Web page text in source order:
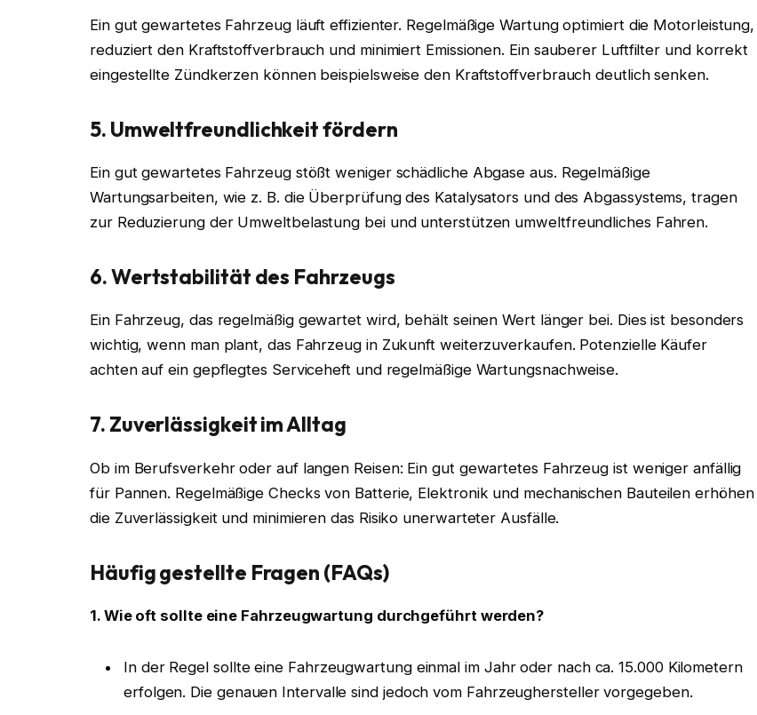
Ein gut gewartetes Fahrzeug läuft effizienter. Regelmäßige Wartung optimiert die Motorleistung,
reduziert den Kraftstoffverbrauch und minimiert Emissionen. Ein sauberer Luftfilter und korrekt
eingestellte Zündkerzen können beispielsweise den Kraftstoffverbrauch deutlich senken.
5. Umweltfreundlichkeit fördern
Ein gut gewartetes Fahrzeug stößt weniger schädliche Abgase aus. Regelmäßige
Wartungsarbeiten, wie z. B. die Überprüfung des Katalysators und des Abgassystems, tragen
zur Reduzierung der Umweltbelastung bei und unterstützen umweltfreundliches Fahren.
6. Wertstabilität des Fahrzeugs
Ein Fahrzeug, das regelmäßig gewartet wird, behält seinen Wert länger bei. Dies ist besonders
wichtig, wenn man plant, das Fahrzeug in Zukunft weiterzuverkaufen. Potenzielle Käufer
achten auf ein gepflegtes Serviceheft und regelmäßige Wartungsnachweise.
7. Zuverlässigkeit im Alltag
Ob im Berufsverkehr oder auf langen Reisen: Ein gut gewartetes Fahrzeug ist weniger anfällig
für Pannen. Regelmäßige Checks von Batterie, Elektronik und mechanischen Bauteilen erhöhen
die Zuverlässigkeit und minimieren das Risiko unerwarteter Ausfälle.
Häufig gestellte Fragen (FAQs)
1. Wie oft sollte eine Fahrzeugwartung durchgeführt werden?
In der Regel sollte eine Fahrzeugwartung einmal im Jahr oder nach ca. 15.000 Kilometern
erfolgen. Die genauen Intervalle sind jedoch vom Fahrzeughersteller vorgegeben.